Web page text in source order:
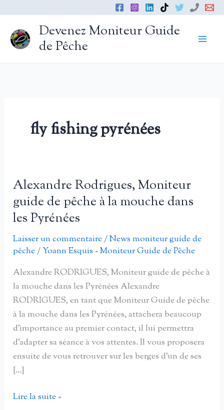
contenu
Devenez Moniteur Guide
de Pêche
fly fishing pyrénées
Alexandre Rodrigues, Moniteur
guide de pêche à la mouche dans
les Pyrénées
Laisser un commentaire/News moniteur guide de
pêche/Yoann Esquis - Moniteur Guide de Pêche
Alexandre RODRIGUES, Moniteur guide de pêche à
la mouche dans les Pyrénées Alexandre
RODRIGUES, en tant que Moniteur Guide de pêche
à la mouche dans les Pyrénées, attachera beaucoup
d’importance au premier contact, il lui permettra
d’adapter sa séance à vos attentes. Il vous proposera
ensuite de vous retrouver sur les berges d’un de ses
[…]
Alexandre
Lire la suite »